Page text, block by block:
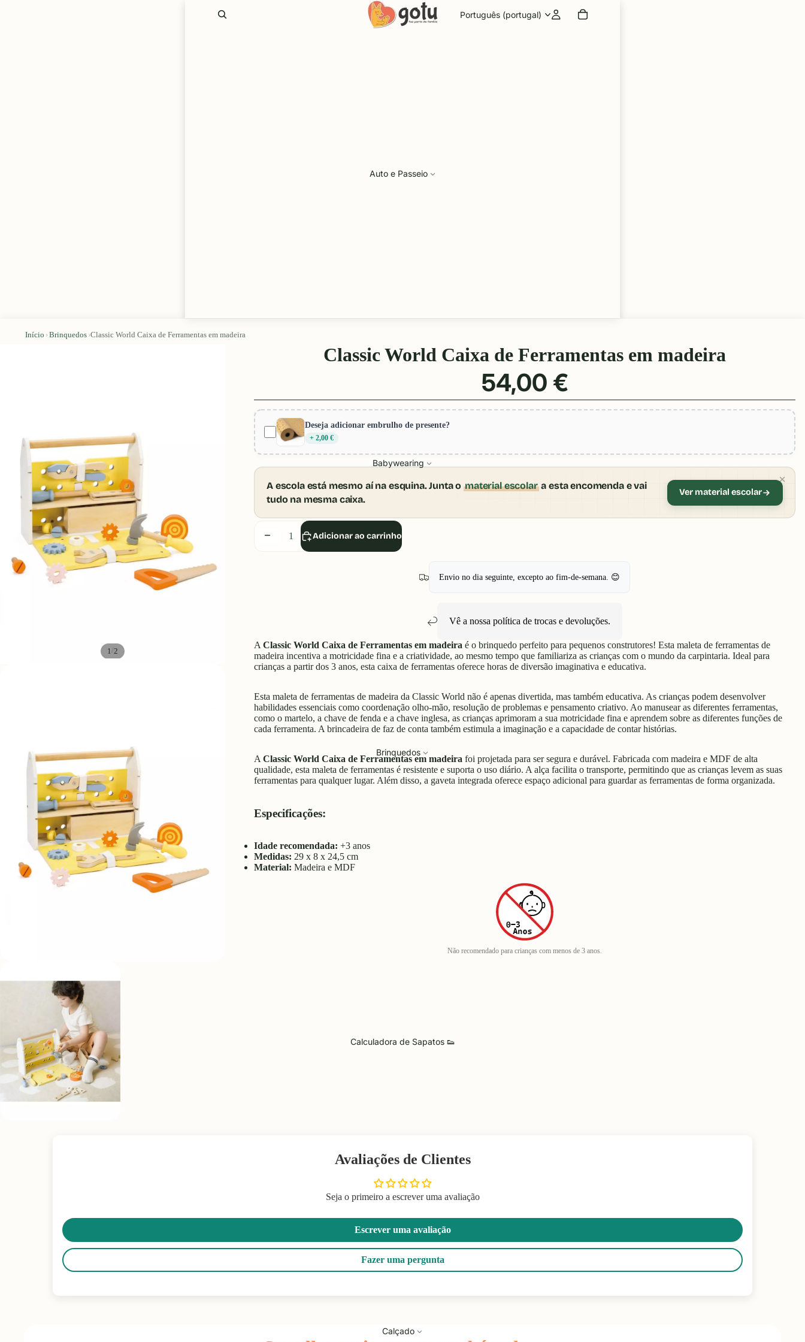
Idioma
Auto e Passeio
Babywearing
Brinquedos
Calculadora de Sapatos 👟
Calçado
Início ›Brinquedos ›Classic World Caixa de Ferramentas em madeira
1 /2
Classic World Caixa de Ferramentas em madeira
54,00 €
Deseja adicionar embrulho de presente?
+ 2,00 €
Diminuir
quantidade
Aumentar
A escola está mesmo aí na esquina. Junta omaterial escolara esta encomenda e vai
tudo na mesma caixa.
Ver material escolar
Adicionar ao carrinho
Envio no dia seguinte, excepto ao fim-de-semana. 😊
Vê a nossa política de trocas e devoluções.
A Classic World Caixa de Ferramentas em madeira é o brinquedo perfeito para pequenos construtores! Esta maleta de ferramentas de
madeira incentiva a motricidade fina e a criatividade, ao mesmo tempo que familiariza as crianças com o mundo da carpintaria. Ideal para
crianças a partir dos 3 anos, esta caixa de ferramentas oferece horas de diversão imaginativa e educativa.
Esta maleta de ferramentas de madeira da Classic World não é apenas divertida, mas também educativa. As crianças podem desenvolver
habilidades essenciais como coordenação olho-mão, resolução de problemas e pensamento criativo. Ao manusear as diferentes ferramentas,
como o martelo, a chave de fenda e a chave inglesa, as crianças aprimoram a sua motricidade fina e aprendem sobre as diferentes funções de
cada ferramenta. A brincadeira de faz de conta também estimula a imaginação e a capacidade de contar histórias.
A Classic World Caixa de Ferramentas em madeira foi projetada para ser segura e durável. Fabricada com madeira e MDF de alta
qualidade, esta maleta de ferramentas é resistente e suporta o uso diário. A alça facilita o transporte, permitindo que as crianças levem as suas
ferramentas para qualquer lugar. Além disso, a gaveta integrada oferece espaço adicional para guardar as ferramentas de forma organizada.
Especificações:
Idade recomendada: +3 anos
Medidas: 29 x 8 x 24,5 cm
Material: Madeira e MDF
Não recomendado para crianças com menos de 3 anos.
Avaliações de Clientes
Seja o primeiro a escrever uma avaliação
Escrever uma avaliação
Fazer uma pergunta